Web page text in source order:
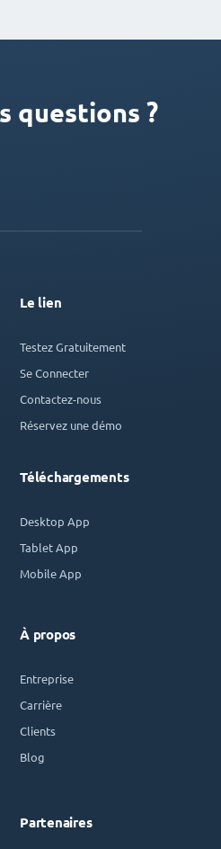
questions ?
Le lien
Testez Gratuitement
Se Connecter
Contactez-nous
Réservez une démo
Téléchargements
Desktop App
Tablet App
Mobile App
À propos
Entreprise
Carrière
Clients
Blog
Partenaires